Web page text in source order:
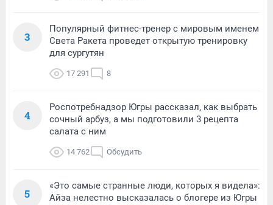
3
Популярный фитнес-тренер с мировым именем
Света Ракета проведет открытую тренировку
для сургутян
17 291 8
4
Роспотребнадзор Югры рассказал, как выбрать
сочный арбуз, а мы подготовили 3 рецепта
салата с ним
14 762 Обсудить
5
«Это самые странные люди, которых я видела»:
Айза нелестно высказалась о блогере из Югры